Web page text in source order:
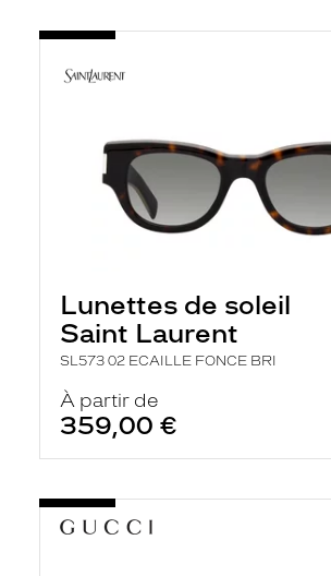
Lunettes de soleil
Saint Laurent
SL573 02 ECAILLE FONCE BRI
À partir de
359,00 €